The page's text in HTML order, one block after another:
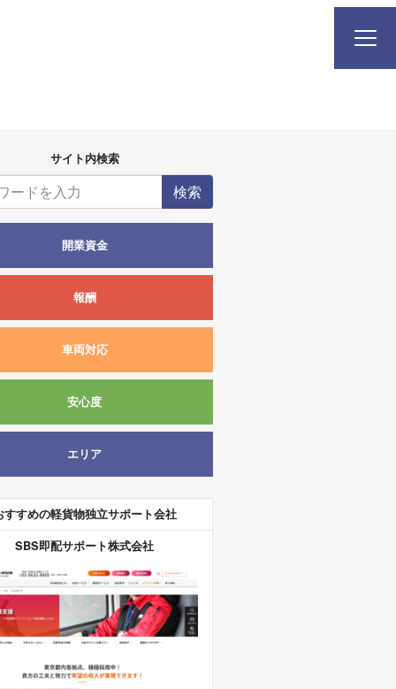
サイト内検索
検索
開業資金
報酬
車両対応
安心度
エリア
すすめの軽貨物独立サポート会社
SBS即配サポート株式会社